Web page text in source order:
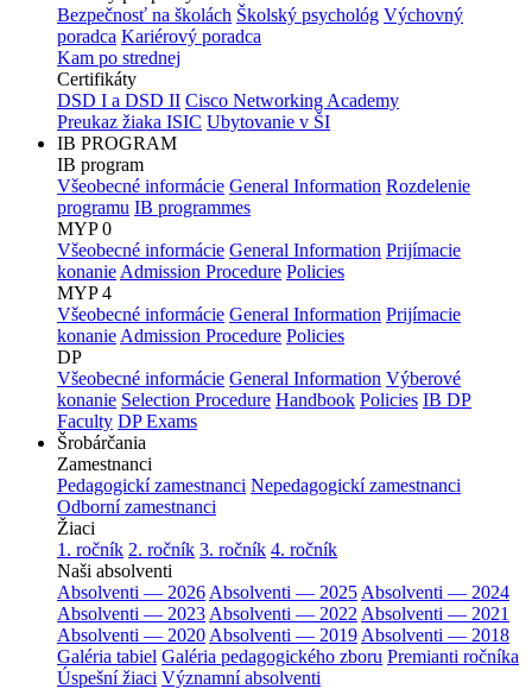
Bezpečnosť na školách Školský psychológ Výchovný
poradca Kariérový poradca
Kam po strednej
Certifikáty
DSD I a DSD II Cisco Networking Academy
Preukaz žiaka ISIC Ubytovanie v ŠI
IB PROGRAM
IB program
Všeobecné informácie General Information Rozdelenie
programu IB programmes
MYP 0
Všeobecné informácie General Information Prijímacie
konanie Admission Procedure Policies
MYP 4
Všeobecné informácie General Information Prijímacie
konanie Admission Procedure Policies
DP
Všeobecné informácie General Information Výberové
konanie Selection Procedure Handbook Policies IB DP
Faculty DP Exams
Šrobárčania
Zamestnanci
Pedagogickí zamestnanci Nepedagogickí zamestnanci
Odborní zamestnanci
Žiaci
1. ročník 2. ročník 3. ročník 4. ročník
Naši absolventi
Absolventi — 2026 Absolventi — 2025 Absolventi — 2024
Absolventi — 2023 Absolventi — 2022 Absolventi — 2021
Absolventi — 2020 Absolventi — 2019 Absolventi — 2018
Galéria tabiel Galéria pedagogického zboru Premianti ročníka
Úspešní žiaci Významní absolventi